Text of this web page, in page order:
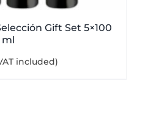
Gift Set 5×100
ml
included)